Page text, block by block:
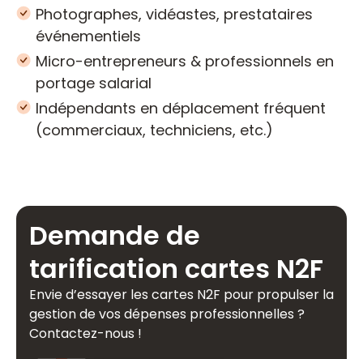
Photographes, vidéastes, prestataires
événementiels
Micro-entrepreneurs & professionnels en
portage salarial
Indépendants en déplacement fréquent
(commerciaux, techniciens, etc.)
Demande de
tarification cartes N2F
Envie d’essayer les cartes N2F pour propulser la
gestion de vos dépenses professionnelles ?
Contactez-nous !